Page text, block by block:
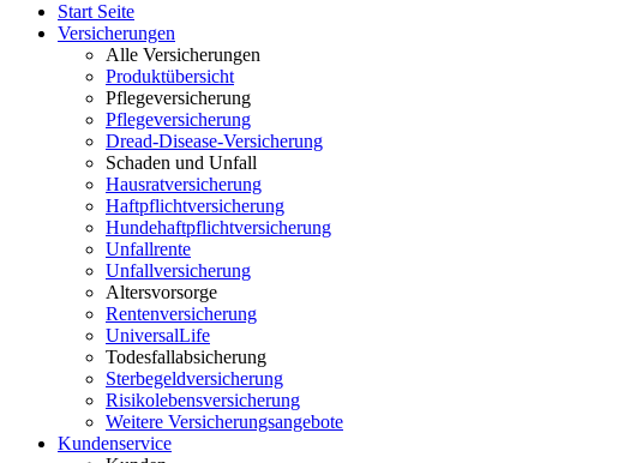
Start Seite
Versicherungen
Alle Versicherungen
Produktübersicht
Pflegeversicherung
Pflegeversicherung
Dread-Disease-Versicherung
Schaden und Unfall
Hausratversicherung
Haftpflichtversicherung
Hundehaftpflichtversicherung
Unfallrente
Unfallversicherung
Altersvorsorge
Rentenversicherung
UniversalLife
Todesfallabsicherung
Sterbegeldversicherung
Risikolebensversicherung
Weitere Versicherungsangebote
Kundenservice